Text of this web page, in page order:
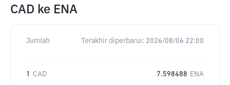
CAD ke ENA
Jumlah Terakhir diperbarui: 2026/08/06 22:00
1 CAD 7.598488 ENA